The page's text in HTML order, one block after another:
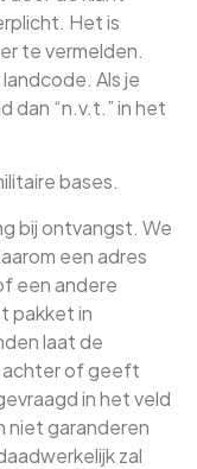
Het is
te vermelden.
Als je
dan “n.v.t.” in het
bases.
bij ontvangst. We
een adres
een andere
pakket in
laat de
achter of geeft
in het veld
niet garanderen
zal